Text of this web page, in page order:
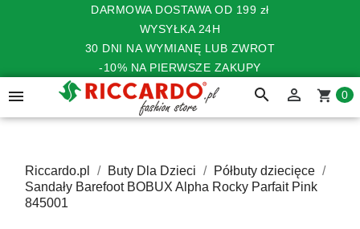
DARMOWA DOSTAWA OD 199 zł
WYSYŁKA 24H
30 DNI NA WYMIANĘ LUB ZWROT
-10% NA PIERWSZE ZAKUPY
 search  shopping_cart 0
Riccardo.pl Buty Dla Dzieci
Półbuty dziecięce
Sandały Barefoot BOBUX Alpha Rocky Parfait Pink
845001